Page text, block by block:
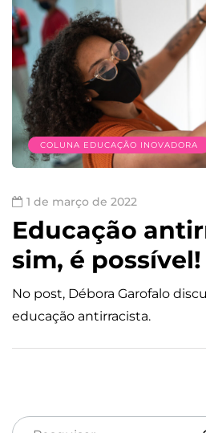
COLUNA EDUCAÇÃO INOVADORA
1 de março de 2022
Educação
sim, é possível!
No post, Débora Garofalo
educação antirracista.